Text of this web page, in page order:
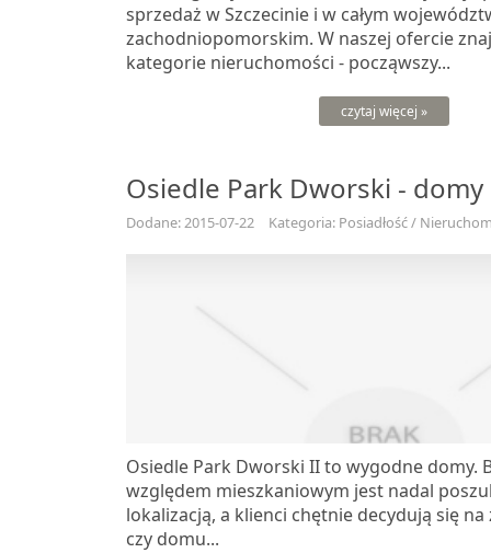
sprzedaż w Szczecinie i w całym
zachodniopomorskim. W naszej ofercie
kategorie nieruchomości - począwszy...
czytaj więcej »
Osiedle Park Dworski - domy
Dodane: 2015-07-22 Kategoria: Posiadłość /
Osiedle Park Dworski II to wygodne domy.
względem mieszkaniowym jest nadal
lokalizacją, a klienci chętnie decydują się
czy domu...